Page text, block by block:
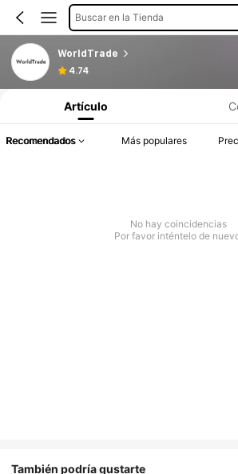
Buscar en la Tienda
WorldTrade
4.74
Artículo
Recomendados Más populares
No hay coincidencias
Por favor inténtelo de
También podría gustarte